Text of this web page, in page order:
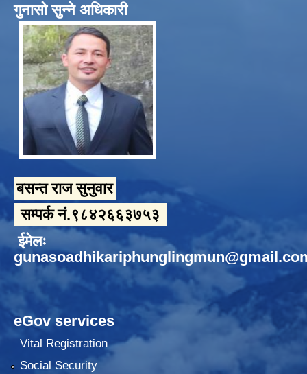
गुनासो सुन्ने अधिकारी
बसन्त राज सुनुवार
सम्पर्क नं.९८४२६६३७५३
ईमेलः
eGov services
Vital Registration
Social Security